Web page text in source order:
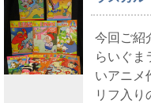
今回ご紹
らいぐま
いアニメ
リフ入り